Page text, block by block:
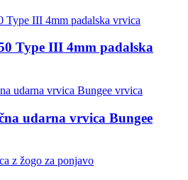
Type III 4mm padalska
udarna vrvica Bungee